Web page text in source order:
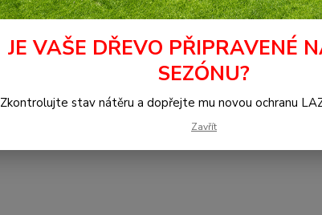
JE VAŠE DŘEVO PŘIPRAVENÉ
SEZÓNU?
Zkontrolujte stav nátěru a dopřejte mu novou ochranu
Zavřít